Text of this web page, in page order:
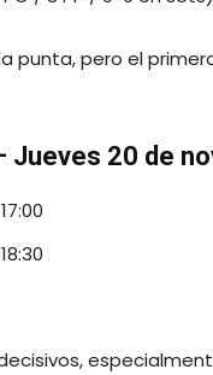
punta, pero el
Jueves 20 de